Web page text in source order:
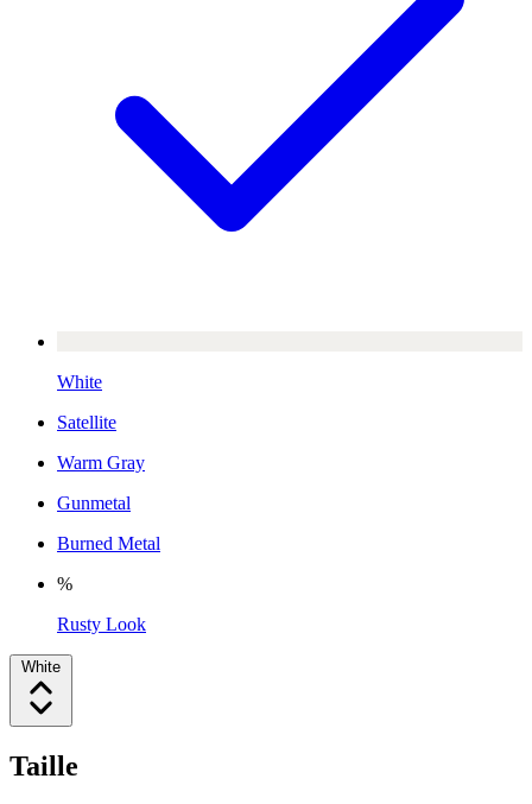
White
Satellite
Warm Gray
Gunmetal
Burned Metal
%
Rusty Look
White
Taille